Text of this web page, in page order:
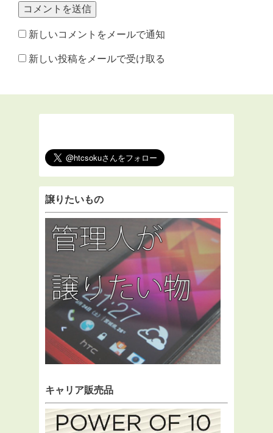
新しいコメントをメールで通知
新しい投稿をメールで受け取る
譲りたいもの
キャリア販売品